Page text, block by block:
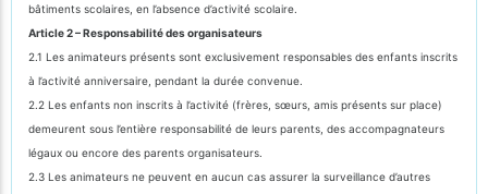
bâtiments scolaires, en l’absence d’activité scolaire.
Article 2 – Responsabilité des organisateurs
2.1 Les animateurs présents sont exclusivement responsables des enfants inscrits
à l’activité anniversaire, pendant la durée convenue.
2.2 Les enfants non inscrits à l’activité (frères, sœurs, amis présents sur place)
demeurent sous l’entière responsabilité de leurs parents, des accompagnateurs
légaux ou encore des parents organisateurs.
2.3 Les animateurs ne peuvent en aucun cas assurer la surveillance d’autres